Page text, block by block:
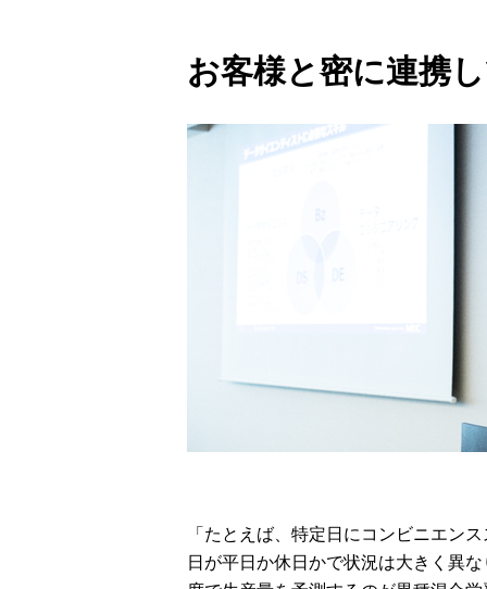
お客様と密に連携
「たとえば、特定日にコンビニエン
日が平日か休日かで状況は大きく異